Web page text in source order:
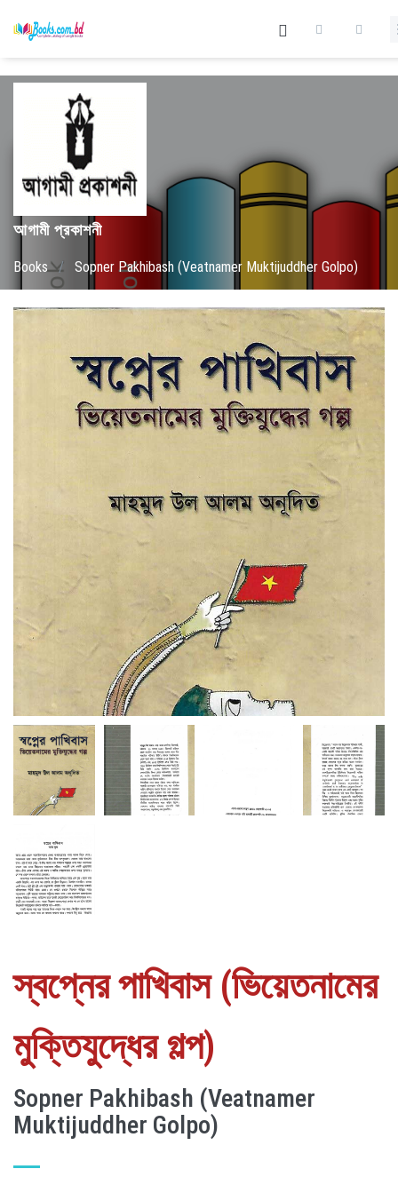
আগামী প্রকাশনী
Books / Sopner Pakhibash (Veatnamer Muktijuddher Golpo)
স্বপ্নের পাখিবাস (ভিয়েতনামের
মুক্তিযুদ্ধের গল্প)
Sopner Pakhibash (Veatnamer
Muktijuddher Golpo)